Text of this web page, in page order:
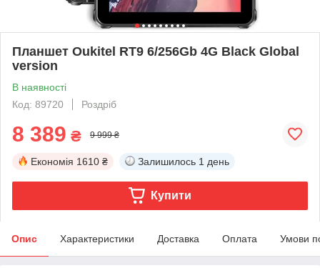
Планшет Oukitel RT9 6/256Gb 4G Black Global
version
В наявності
Код: 89720
Роздріб
8 389 ₴ 9 999 ₴
Економія 1610 ₴ Залишилось 1 день
Купити
Опис Характеристики Доставка Оплата Умови